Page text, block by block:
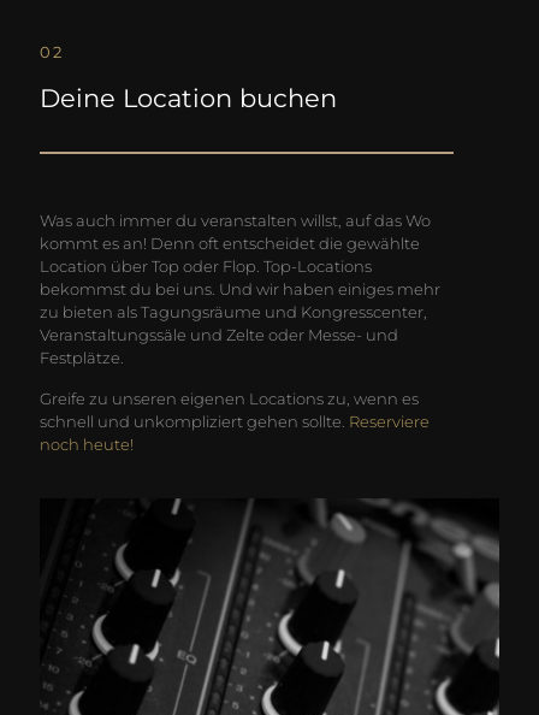
02
Deine Location buchen
Was auch immer du veranstalten willst, auf das Wo
kommt es an! Denn oft entscheidet die gewählte
Location über Top oder Flop. Top-Locations
bekommst du bei uns. Und wir haben einiges mehr
zu bieten als Tagungsräume und Kongresscenter,
Veranstaltungssäle und Zelte oder Messe- und
Festplätze.
Greife zu unseren eigenen Locations zu, wenn es
schnell und unkompliziert gehen sollte. Reserviere
noch heute!